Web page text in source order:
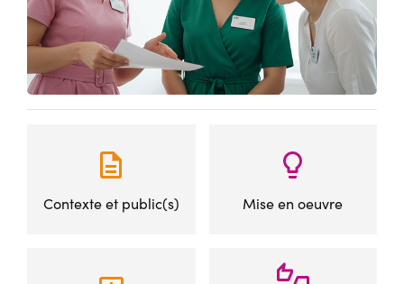
Contexte et public(s) Mise en oeuvre